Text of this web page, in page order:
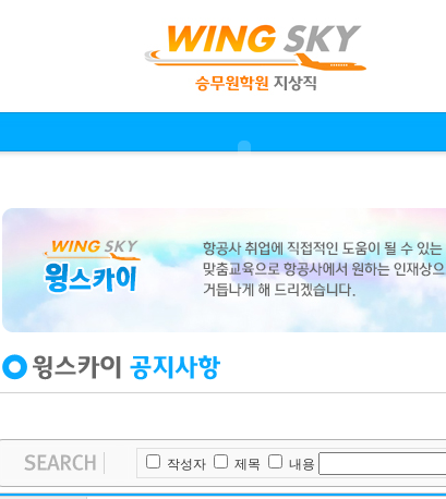
작성자 제목 내용